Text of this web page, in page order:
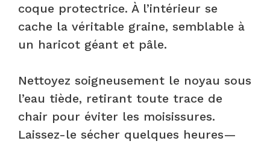
coque protectrice. À l’intérieur se
cache la véritable graine, semblable à
un haricot géant et pâle.
Nettoyez soigneusement le noyau sous
l’eau tiède, retirant toute trace de
chair pour éviter les moisissures.
Laissez-le sécher quelques heures—